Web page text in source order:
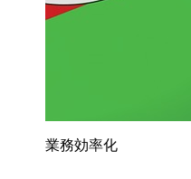
業務効率化